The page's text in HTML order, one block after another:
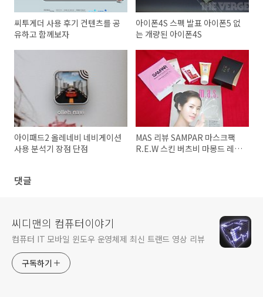
씨투게더 사용 후기 컨텐츠를 공
유하고 함께보자
아이폰4S 스펙 발표 아이폰5 없
는 개량된 아이폰4S
아이패드2 올레네비 네비게이션
사용 분석기 장점 단점
MAS 리뷰 SAMPAR 마스크팩
R.E.W 스킨 버츠비 마몽드 레드
댓글
씨디맨의 컴퓨터이야기
컴퓨터 IT 모바일 윈도우 운영체제 최신 트랜드 영상 리뷰
구독하기